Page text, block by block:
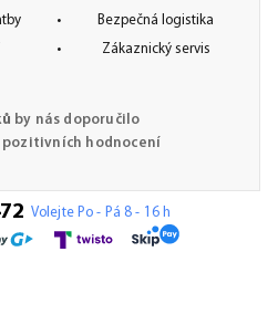
Bezpečná logistika
Zákaznický servis
by nás doporučilo
hodnocení
Volejte Po - Pá 8 - 16 h